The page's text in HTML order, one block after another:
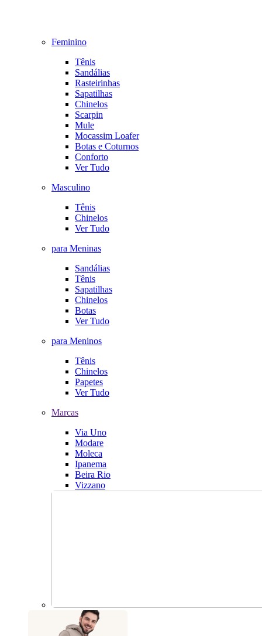
Feminino
Tênis
Sandálias
Rasteirinhas
Sapatilhas
Chinelos
Scarpin
Mule
Mocassim Loafer
Botas e Coturnos
Conforto
Ver Tudo
Masculino
Tênis
Chinelos
Ver Tudo
para Meninas
Sandálias
Tênis
Sapatilhas
Chinelos
Botas
Ver Tudo
para Meninos
Tênis
Chinelos
Papetes
Ver Tudo
Marcas
Via Uno
Modare
Moleca
Ipanema
Beira Rio
Vizzano